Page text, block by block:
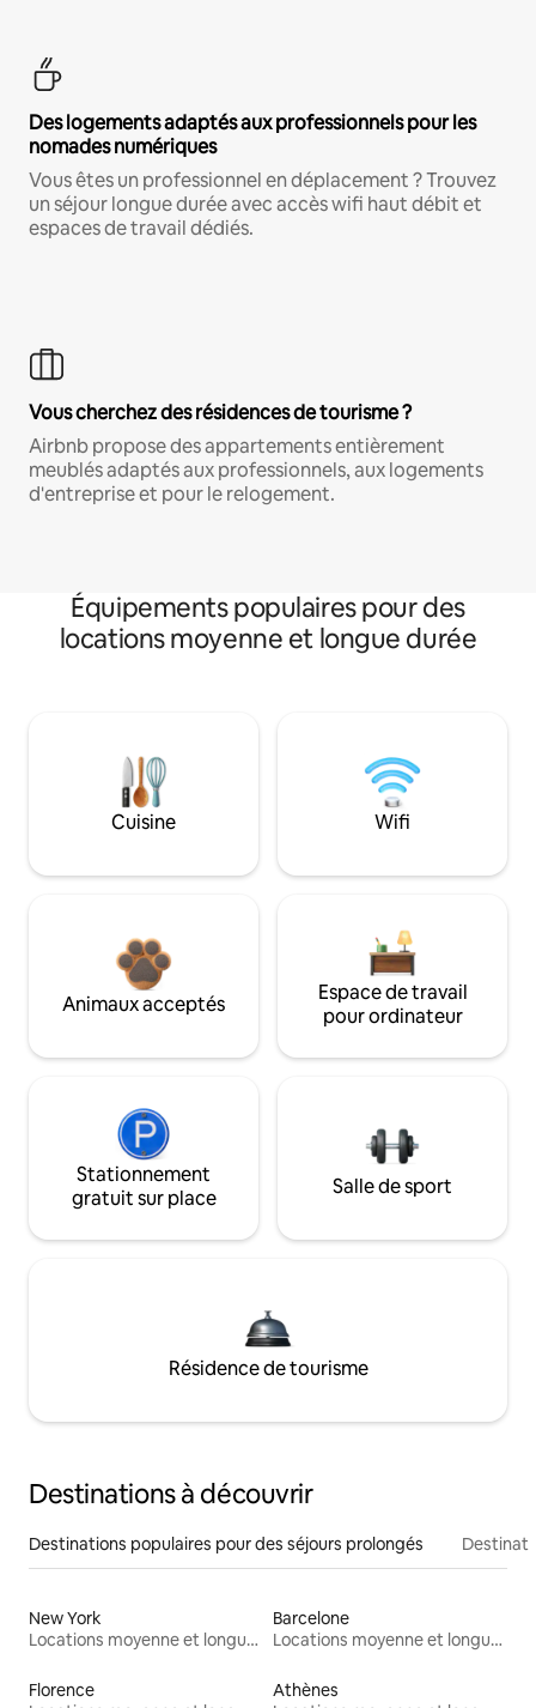
Des logements adaptés aux professionnels pour les
nomades numériques
Vous êtes un professionnel en déplacement ? Trouvez
un séjour longue durée avec accès wifi haut débit et
espaces de travail dédiés.
Vous cherchez des résidences de tourisme ?
Airbnb propose des appartements entièrement
meublés adaptés aux professionnels, aux logements
d'entreprise et pour le relogement.
Équipements populaires pour des
locations moyenne et longue durée
Cuisine Wifi
Animaux acceptés
Espace de travail
pour ordinateur
Stationnement
gratuit sur place
Salle de sport
Résidence de tourisme
Destinations à découvrir
Destinations populaires pour des séjours prolongés
New York
Locations moyenne et longue durée
Barcelone
Locations moyenne et longue durée
Florence
Athènes